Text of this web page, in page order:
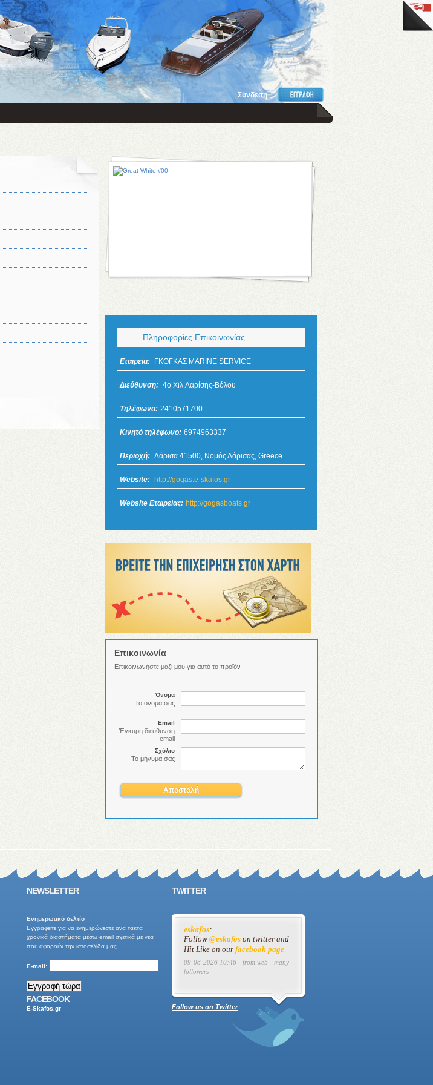
Σύνδεση|
Πληροφορίες Επικοινωνίας
Εταιρεία: ΓΚΟΓΚΑΣ ΜΑRINE SERVICE
Διεύθυνση: 4o Χιλ.Λαρίσης-Βόλου
Τηλέφωνο: 2410571700
Κινητό τηλέφωνο: 6974963337
Περιοχή: Λάρισα 41500, Νομός Λάρισας, Greece
Website: http://gogas.e-skafos.gr
Website Εταιρείας: http://gogasboats.gr
Επικοινωνία
Επικοινωνήστε μαζί μου για αυτό το προϊόν
Όνομα
Το όνομα σας
Email
Έγκυρη διεύθυνση
email
Σχόλιο
Το μήνυμα σας
NEWSLETTER
Ενημερωτικό δελτίo
Εγγραφείτε για να ενημερώνεστε ανα τακτα
χρονικά διαστήματα μέσω email σχετικά με νεα
που αφορούν την ιστοσελίδα μας
E-mail:
FACEBOOK
E-Skafos.gr
TWITTER
eskafos:
Follow @eskafos on twitter and
Hit Like on our facebook page
09-08-2026 10:46 - from web - many
followers
Follow us on Twitter